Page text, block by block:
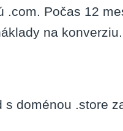
.com. Počas 12
na konverziu.
s doménou .store